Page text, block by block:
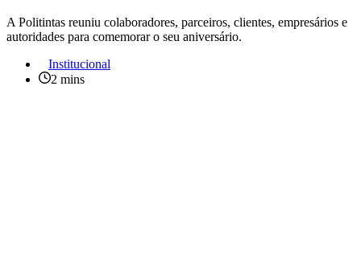
A Politintas reuniu colaboradores, parceiros, clientes, empresários e
autoridades para comemorar o seu aniversário.
Institucional
2 mins